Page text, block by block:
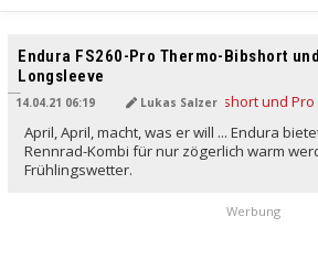
Berichte
Endura FS260-Pro Thermo-Bibshort und
Longsleeve
14.04.21 06:19 Lukas Salzer
April, April, macht, was er will ... Endura
Rennrad-Kombi für nur zögerlich warm
Frühlingswetter.
Werbung